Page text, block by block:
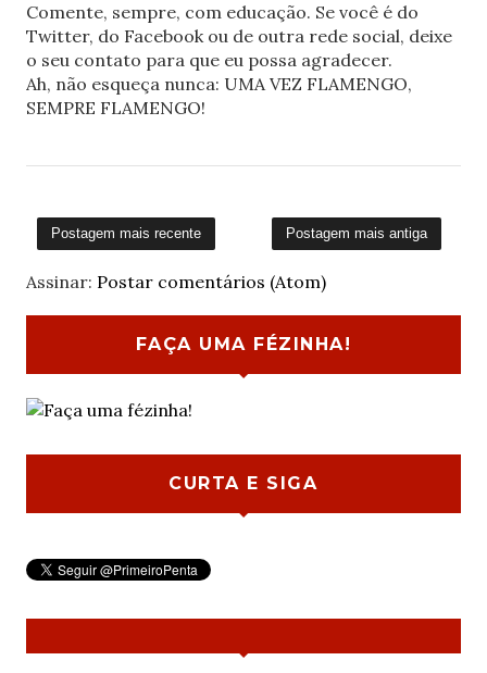
Comente, sempre, com educação. Se você é do
Twitter, do Facebook ou de outra rede social, deixe
o seu contato para que eu possa agradecer.
Ah, não esqueça nunca: UMA VEZ FLAMENGO,
SEMPRE FLAMENGO!
Postagem mais recente Postagem mais antiga
Assinar: Postar comentários (Atom)
FAÇA UMA FÉZINHA!
CURTA E SIGA